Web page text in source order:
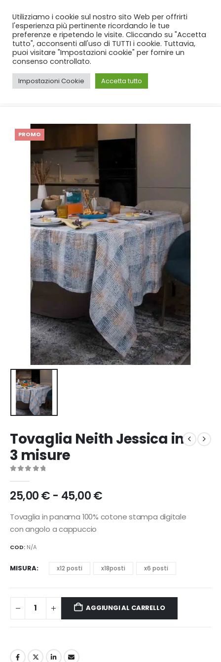
SPEDIZIONE GRATUITA per ordini da 99€!
CASA SHOP CUCINA
TOVAGLIE
PROMO
Tovaglia Neith Jessica in
3 misure
25,00€ - 45,00€Fascia
prezzo:
45,00 €
Tovaglia in panama 100% cotone stampa digitale
con angolo a cappuccio
COD: N/A
MISURA x12 posti x18posti x6 posti
AGGIUNGI AL CARRELLO
Utilizziamo i cookie sul nostro sito Web per offrirti
l'esperienza più pertinente ricordando le tue
preferenze e ripetendo le visite. Cliccando su "Accetta
tutto", acconsenti all'uso di TUTTI i cookie. Tuttavia,
puoi visitare "Impostazioni cookie" per fornire un
consenso controllato.
Impostazioni Cookie Accetta tutto